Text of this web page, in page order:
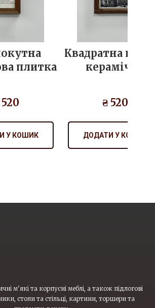
плитка
У КОШИК
Квадратна
керамічна
₴ 520
ДОДАТИ У КОШИК
м'які та корпусні меблі, а також підлогові
столи та стільці, картини, торшери та